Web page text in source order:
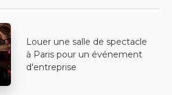
Louer une salle de spectacle
à Paris pour un événement
d'entreprise